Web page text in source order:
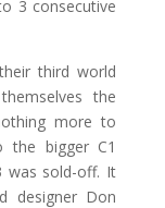
3 consecutive
third world
the
more to
the bigger C1
was sold-off. It
designer Don